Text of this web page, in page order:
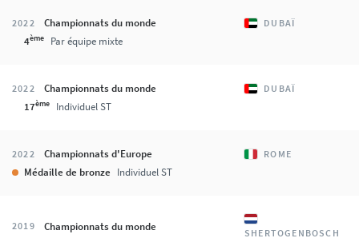
2022 Championnats du monde DUBAÏ
4ème Par équipe mixte
2022 Championnats du monde DUBAÏ
17ème Individuel ST
2022 Championnats d'Europe ROME
Médaille de bronze Individuel ST
2019 Championnats du monde SHERTOGENBOSCH